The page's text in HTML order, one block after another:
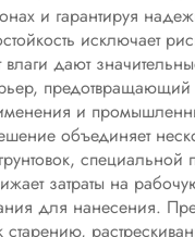
и гарантируя
исключает
дают
и
объединяет
затраты на
для нанесения.